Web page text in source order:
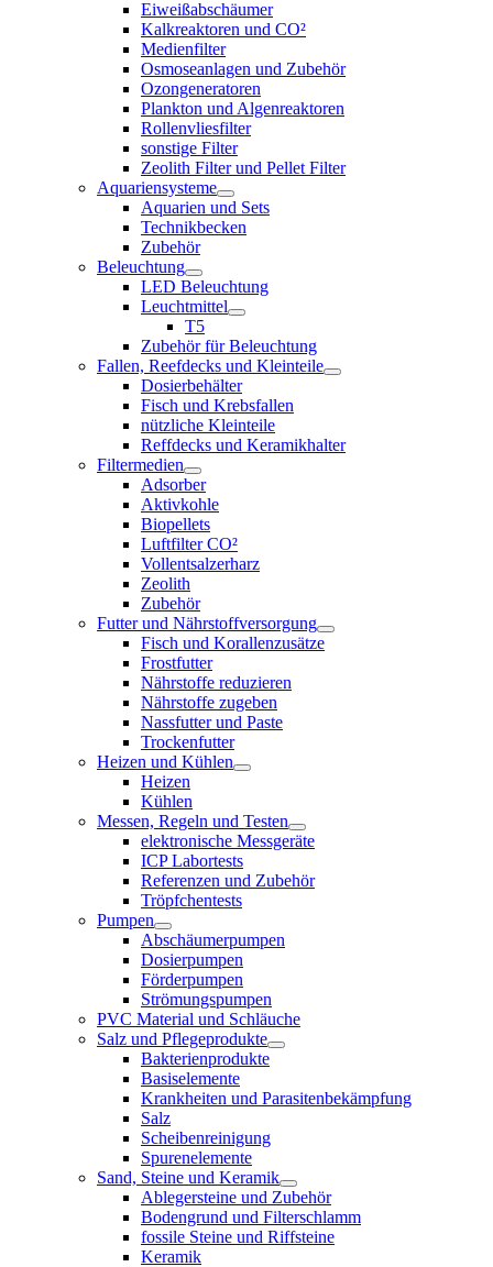
Eiweißabschäumer
Kalkreaktoren und CO²
Medienfilter
Osmoseanlagen und Zubehör
Ozongeneratoren
Plankton und Algenreaktoren
Rollenvliesfilter
sonstige Filter
Zeolith Filter und Pellet Filter
Aquariensysteme
Aquarien und Sets
Technikbecken
Zubehör
Beleuchtung
LED Beleuchtung
Leuchtmittel
T5
Zubehör für Beleuchtung
Fallen, Reefdecks und Kleinteile
Dosierbehälter
Fisch und Krebsfallen
nützliche Kleinteile
Reffdecks und Keramikhalter
Filtermedien
Adsorber
Aktivkohle
Biopellets
Luftfilter CO²
Vollentsalzerharz
Zeolith
Zubehör
Futter und Nährstoffversorgung
Fisch und Korallenzusätze
Frostfutter
Nährstoffe reduzieren
Nährstoffe zugeben
Nassfutter und Paste
Trockenfutter
Heizen und Kühlen
Heizen
Kühlen
Messen, Regeln und Testen
elektronische Messgeräte
ICP Labortests
Referenzen und Zubehör
Tröpfchentests
Pumpen
Abschäumerpumpen
Dosierpumpen
Förderpumpen
Strömungspumpen
PVC Material und Schläuche
Salz und Pflegeprodukte
Bakterienprodukte
Basiselemente
Krankheiten und Parasitenbekämpfung
Salz
Scheibenreinigung
Spurenelemente
Sand, Steine und Keramik
Ablegersteine und Zubehör
Bodengrund und Filterschlamm
fossile Steine und Riffsteine
Keramik